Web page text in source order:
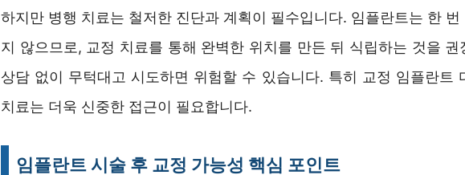
하지만 병행 치료는 철저한 진단과 계획이 필수입니다. 임플란트는 한
지 않으므로, 교정 치료를 통해 완벽한 위치를 만든 뒤 식립하는 것을 권
상담 없이 무턱대고 시도하면 위험할 수 있습니다. 특히 교정 임플란트
치료는 더욱 신중한 접근이 필요합니다.
임플란트 시술 후 교정 가능성 핵심 포인트